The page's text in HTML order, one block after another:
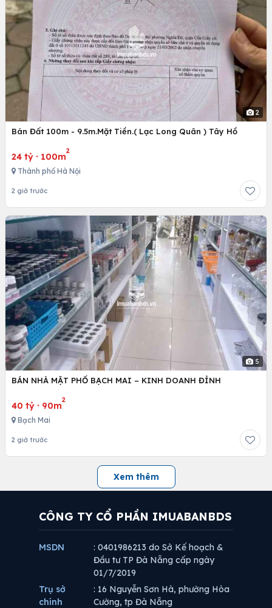
2
Bán Đất 100m - 9.5m.Mặt Tiền.( Lạc Long Quân ) Tây Hồ
24 tỷ · 100m
2
Thành phố Hà Nội
2 giờ trước
5
BÁN NHÀ MẶT PHỐ BẠCH MAI – KINH DOANH ĐỈNH
40 tỷ · 90m
2
Bạch Mai
2 giờ trước
Xem thêm
CÔNG TY CỔ PHẦN IMUABANBDS
MSDN
: 0401986213 do Sở Kế hoạch &
Đầu tư TP Đà Nẵng cấp ngày
01/7/2019
Trụ sở
chính
: 16 Nguyễn Sơn Hà, phường Hòa
Cường, tp Đà Nẵng